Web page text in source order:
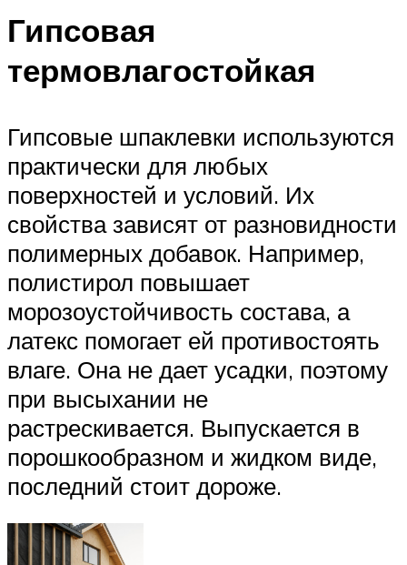
Гипсовая
термовлагостойкая
Гипсовые шпаклевки используются
практически для любых
поверхностей и условий. Их
свойства зависят от разновидности
полимерных добавок. Например,
полистирол повышает
морозоустойчивость состава, а
латекс помогает ей противостоять
влаге. Она не дает усадки, поэтому
при высыхании не
растрескивается. Выпускается в
порошкообразном и жидком виде,
последний стоит дороже.